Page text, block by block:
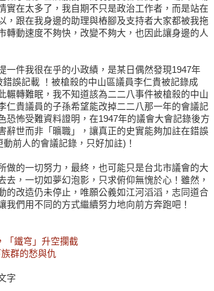
實在太多了，我自期不只是政治工作者，而是站在
，跟在我身邊的助理與樁腳及支持者大家都被我拖
轉動速度不夠快，改變不夠大，也因此讓身邊的人
一件我很在乎的小政績，是某日偶然發現1947年
誤記載 ！被槍殺的中山區議員李仁貴被記錄成
輾轉難眠，我不知道該為二二八事件被槍殺的中山
仁貴議員的子孫希望能改掉二二八那一年的會議記
恐怖受難資料證明，在1947年的議會大會記錄後方
辭世而非「曠職」，讓真正的史實能夠加註在錯誤
前人的會議記錄，只好加註)！
做的一切努力，最終，也可能只是台北市議會的大
去，一切如夢幻泡影，只求俯仰無愧於心！雖然，
的改造仍未停止，唯願公義如江河滔滔，志同道合
我們用不同的方式繼續努力地向前方奔跑吧！
「鐵穹」升空攔截
群的愁與仇
字